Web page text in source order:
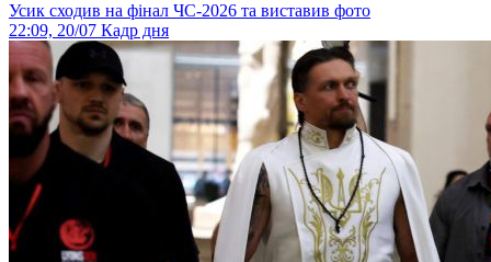
Усик сходив на фінал ЧС-2026 та виставив фото
22:09, 20/07 Кадр дня